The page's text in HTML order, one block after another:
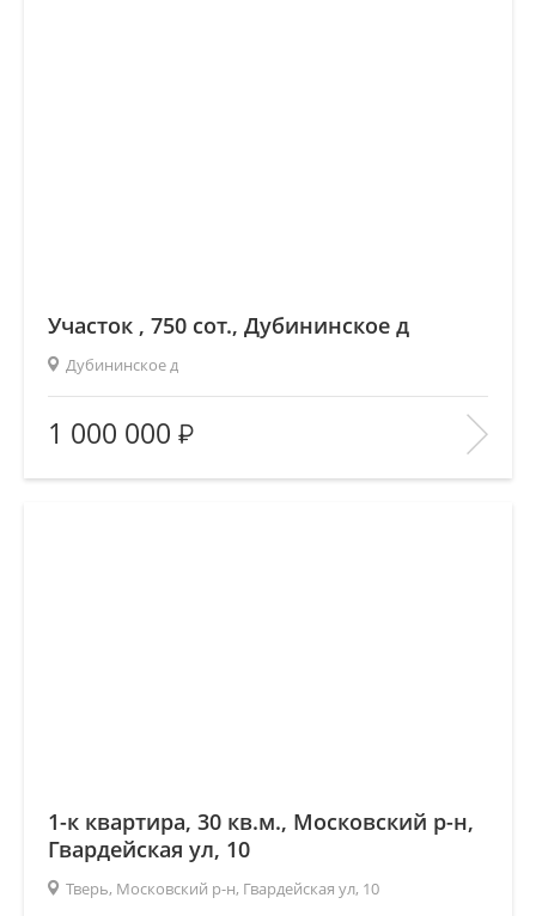
Участок , 750 сот., Дубининское д
Дубининское д
Площадь(общ. /жил. /кухня), м2:
—/—/—
Количество комнат:
—
Этаж:
—/—
1 000 000
1-к квартира, 30 кв.м., Московский р-н,
Гвардейская ул, 10
Тверь, Московский р-н, Гвардейская ул, 10